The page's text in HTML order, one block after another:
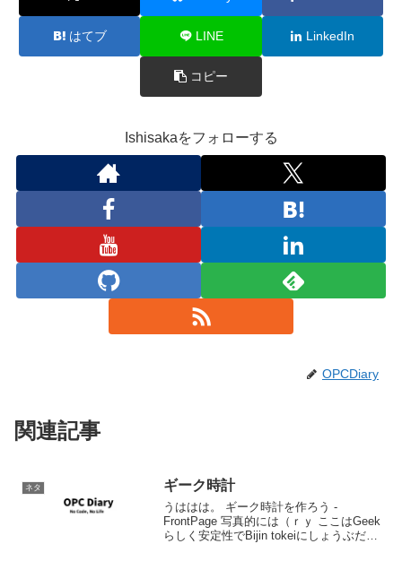
はてブ LINE LinkedIn
コピー
Ishisakaをフォローする
OPCDiary
関連記事
ネタ ギーク時計
うははは。 ギーク時計を作ろう -
FrontPage 写真的には（ｒｙ ここはGeek
らしく安定性でBijin tokeiにしょうぶだ